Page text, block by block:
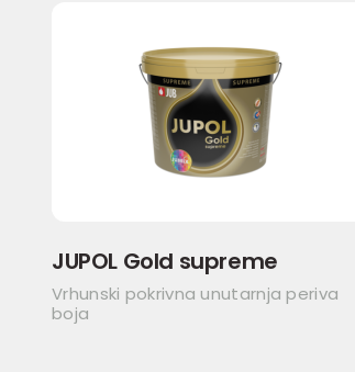
JUPOL Gold supreme
Vrhunski pokrivna unutarnja periva
boja